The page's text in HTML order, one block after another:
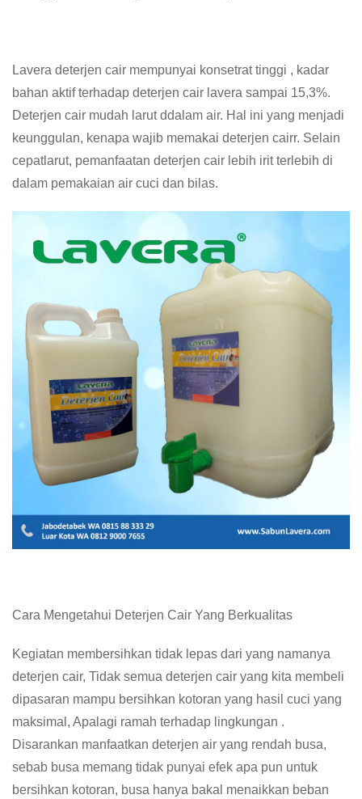
Lavera deterjen cair mempunyai konsetrat tinggi , kadar
bahan aktif terhadap deterjen cair lavera sampai 15,3%.
Deterjen cair mudah larut ddalam air. Hal ini yang menjadi
keunggulan, kenapa wajib memakai deterjen cairr. Selain
cepatlarut, pemanfaatan deterjen cair lebih irit terlebih di
dalam pemakaian air cuci dan bilas.
Cara Mengetahui Deterjen Cair Yang Berkualitas
Kegiatan membersihkan tidak lepas dari yang namanya
deterjen cair, Tidak semua deterjen cair yang kita membeli
dipasaran mampu bersihkan kotoran yang hasil cuci yang
maksimal, Apalagi ramah terhadap lingkungan .
Disarankan manfaatkan deterjen air yang rendah busa,
sebab busa memang tidak punyai efek apa pun untuk
bersihkan kotoran, busa hanya bakal menaikkan beban